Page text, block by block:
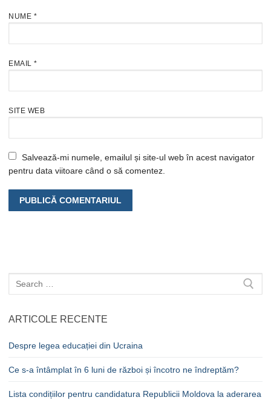
NUME *
EMAIL *
SITE WEB
Salvează-mi numele, emailul și site-ul web în acest navigator
pentru data viitoare când o să comentez.
Caută
după:
ARTICOLE RECENTE
Despre legea educației din Ucraina
Ce s-a întâmplat în 6 luni de război și încotro ne îndreptăm?
Lista condițiilor pentru candidatura Republicii Moldova la aderarea